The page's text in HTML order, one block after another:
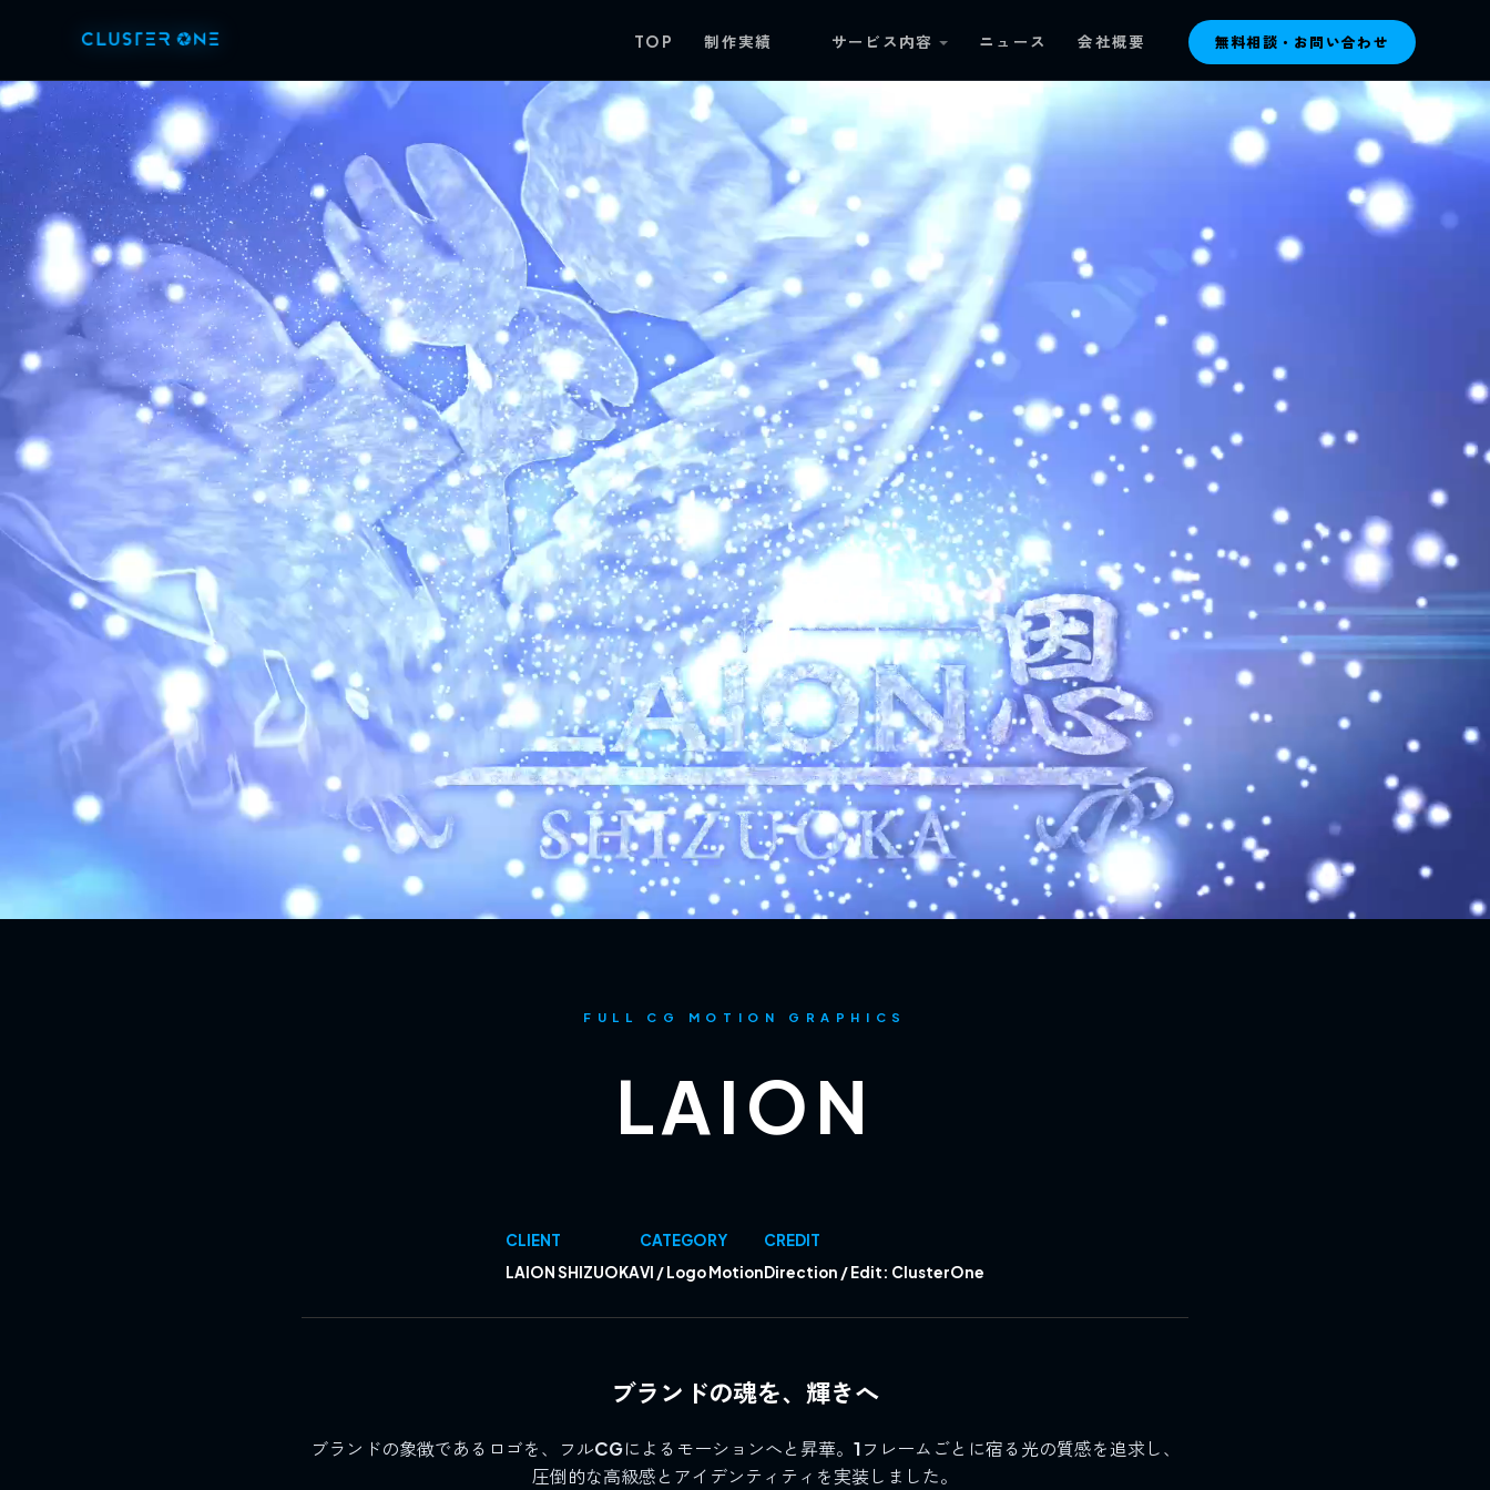
TOP 制作実績 サービス内容 ニュース 会社概要 無料相談・お問い合わせ
FULL CG MOTION GRAPHICS
LAION
CLIENT
LAION SHIZUOKA
CATEGORY
VI / Logo Motion
CREDIT
Direction / Edit: ClusterOne
ブランドの魂を、輝きへ
ブランドの象徴であるロゴを、フルCGによるモーションへと昇華。1フレームごとに宿る光の質感を追求し、
圧倒的な高級感とアイデンティティを実装しました。